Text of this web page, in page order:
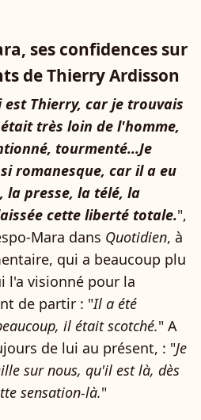
ses confidences sur
de Thierry Ardisson
est Thierry, car je trouvais
très loin de l'homme,
tourmenté...Je
romanesque, car il a eu
la presse, la télé, la
cette liberté totale.",
Mara dans Quotidien, à
qui a beaucoup plu
l'a visionné pour la
de partir : "Il a été
il était scotché." A
de lui au présent, : "Je
sur nous, qu'il est là, dès
sensation-là."